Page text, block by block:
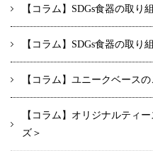
【コラム】SDGs食器の取り
【コラム】SDGs食器の取
【コラム】ユニークベース
【コラム】オリジナルティ
ズ＞